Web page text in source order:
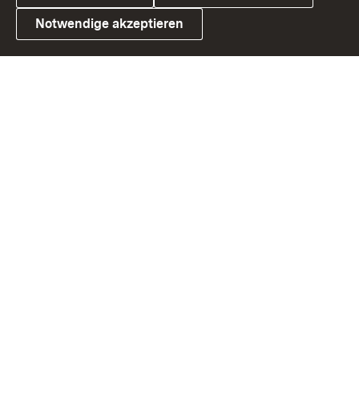
Link zum Landesportal
Notwendige akzeptieren